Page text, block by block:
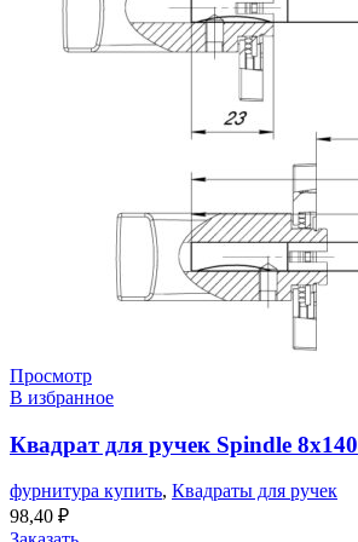
Просмотр
В избранное
Квадрат для ручек Spindle 8х140
фурнитура купить, Квадраты для ручек
98,40 ₽